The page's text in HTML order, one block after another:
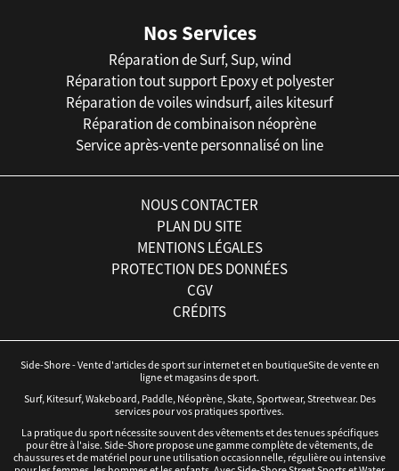
Nos Services
Réparation de Surf, Sup, wind
Réparation tout support Epoxy et polyester
Réparation de voiles windsurf, ailes kitesurf
Réparation de combinaison néoprène
Service après-vente personnalisé on line
NOUS CONTACTER
PLAN DU SITE
MENTIONS LÉGALES
PROTECTION DES DONNÉES
CGV
CRÉDITS
Side-Shore - Vente d'articles de sport sur internet et en boutiqueSite de vente en
ligne et magasins de sport.
Surf, Kitesurf, Wakeboard, Paddle, Néoprène, Skate, Sportwear, Streetwear. Des
services pour vos pratiques sportives.
La pratique du sport nécessite souvent des vêtements et des tenues spécifiques
pour être à l'aise. Side-Shore propose une gamme complète de vêtements, de
chaussures et de matériel pour une utilisation occasionnelle, régulière ou intensive